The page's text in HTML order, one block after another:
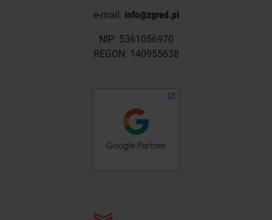
e-mail: info@zgred.pl
NIP: 5361056970
REGON: 140955638